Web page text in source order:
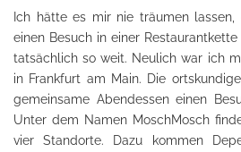
Ich hätte es mir nie träumen
einen Besuch in einer
tatsächlich so weit. Neulich war ich
in Frankfurt am Main. Die
gemeinsame Abendessen einen
Unter dem Namen MoschMosch
vier Standorte. Dazu kommen